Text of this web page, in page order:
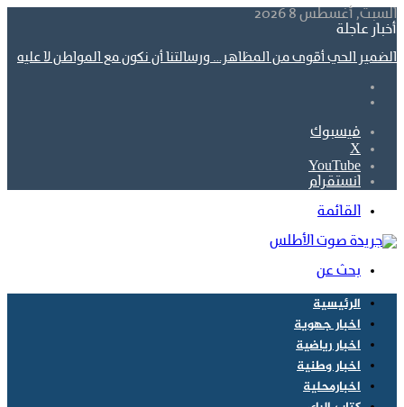
السبت, أغسطس 8 2026
أخبار عاجلة
الضمير الحي أقوى من المظاهر… ورسالتنا أن نكون مع المواطن لا عليه
فيسبوك
‫X
‫YouTube
انستقرام
القائمة
بحث عن
الرئيسية
اخبار جهوية
اخبار رياضية
اخبار وطنية
اخبارمحلية